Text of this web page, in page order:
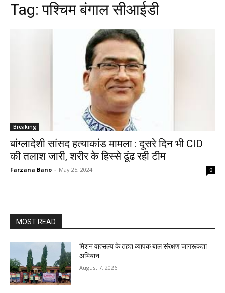
Tag:पश्चिम बंगाल सीआईडी
Breaking
बांग्लादेशी सांसद हत्याकांड मामला : दूसरे दिन भी CID
की तलाश जारी, शरीर के हिस्से ढूंढ रही टीम
Farzana Bano - May 25, 2024 0
MOST READ
मिशन वात्सल्य के तहत व्यापक बाल संरक्षण जागरूकता
अभियान
August 7, 2026